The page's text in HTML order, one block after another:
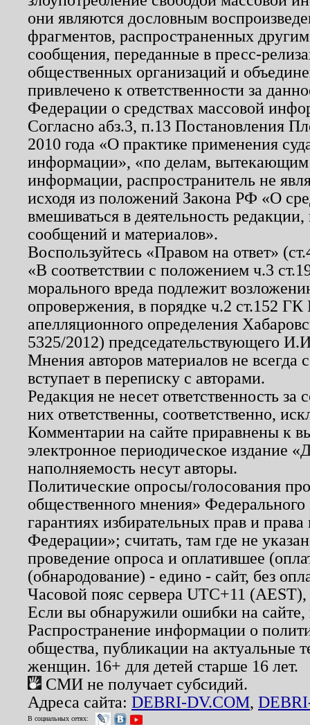
они являются дословным
фрагментов, распространенных
сообщения, переданные в пресс-
общественных организаций и
привлечено к ответственности за
Федерации о средствах массовой
Согласно абз.3, п.13 Постановления
2010 года «О практике применения
информации», «по делам, вытекающим
информации, распространитель не
исходя из положений Закона РФ «О
вмешиваться в деятельность
сообщений и материалов».
Воспользуйтесь «Правом на ответ»
«В соответствии с положением ч.3
морального вреда подлежит
опровержения, в порядке ч.2 ст.152
апелляционного определения
5325/2012) председательствующего
Мнения авторов материалов не
вступает в переписку с авторами.
Редакция не несет ответственность
них ответственны, соответственно,
Комментарии на сайте приравнены к
электронное периодическое издание
наполняемость несут авторы.
Политические опросы/голосования
общественного мнения»
гарантиях избирательных прав и
Федерации»; считать, там где не
проведение опроса и оплатившее
(обнародование) - едино - сайт, без
Часовой пояс сервера UTC+11
Если вы обнаружили ошибки на
Распространение информации о
общества, публикации на актуальные
женщин. 16+ для детей старше 16 лет.
СМИ не получает субсидий.
Адреса сайта: DEBRI-DV.COM,
В социальных сетях: